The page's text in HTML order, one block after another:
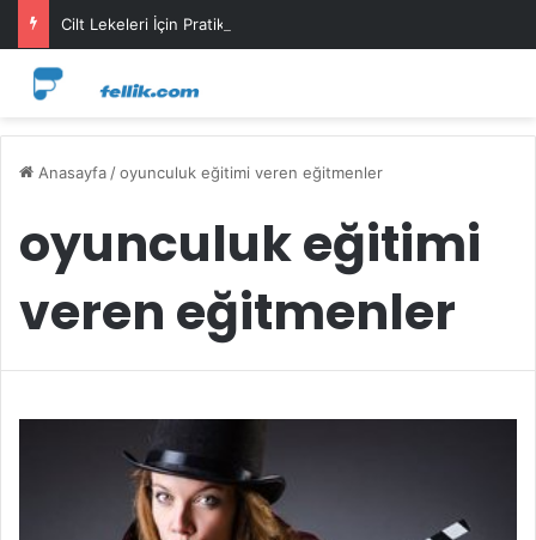
Cilt Lekeleri İçin Pratik Maske Önerileri
Anasayfa /oyunculuk eğitimi veren eğitmenler
oyunculuk eğitimi
veren eğitmenler